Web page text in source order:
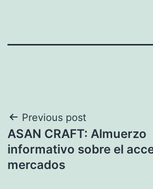
Navegación
de
entradas
Previous post
ASAN CRAFT: Almuerzo
informativo sobre el
mercados